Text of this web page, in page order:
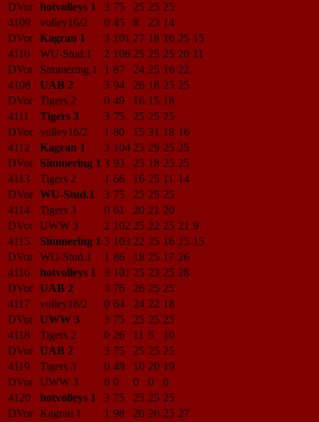
DVor hotvolleys 1 3 75 25 25 25
4109
volley16/2 0 45 8 23 14
DVor Kagran 1 3 101 27 18 16 25 15
4110
WU-Stud.1 2 106 25 25 25 20 11
DVor
Simmering 1 1 87 24 25 16 22
4108
UAB 2 3 94 26 18 25 25
DVor Tigers 2 0 49 16 15 18
4111
Tigers 3 3 75 25 25 25
DVor volley16/2 1 80 15 31 18 16
4112
Kagran 1 3 104 25 29 25 25
DVor
Simmering 1 3 93 25 18 25 25
4113
Tigers 2 1 66 16 25 11 14
DVor WU-Stud.1 3 75 25 25 25
4114
Tigers 3 0 61 20 21 20
DVor UWW 3 2 102 25 22 25 21 9
4115
Simmering 1 3 103 22 25 16 25 15
DVor WU-Stud.1 1 86 18 25 17 26
4116
hotvolleys 1 3 101 25 23 25 28
DVor UAB 2 3 76 26 25 25
4117
volley16/2 0 64 24 22 18
DVor UWW 3 3 75 25 25 25
4118
Tigers 2 0 26 11 5
10
DVor UAB 2 3 75 25 25 25
4119
Tigers 3 0 49 10 20 19
DVor UWW 3 0 0 0 0
0
4120
hotvolleys 1 3 75 25 25 25
DVor Kagran 1 1 98 20 26 25 27